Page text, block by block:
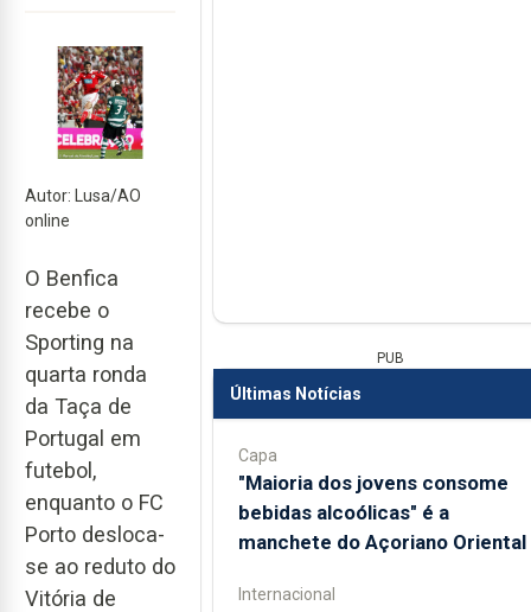
Autor: Lusa/AO
online
O Benfica
recebe o
Sporting na
quarta ronda
da Taça de
Portugal em
futebol,
enquanto o FC
Porto desloca-
se ao reduto do
Vitória de
PUB
Últimas Notícias
Capa
"Maioria dos jovens consome
bebidas alcoólicas" é a
manchete do Açoriano Oriental
Internacional